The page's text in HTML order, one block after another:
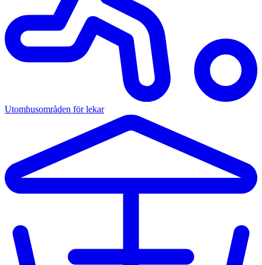
Utomhusområden för lekar